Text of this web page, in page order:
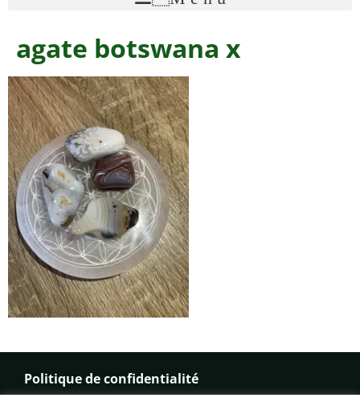
agate botswana x
Politique de confidentialité